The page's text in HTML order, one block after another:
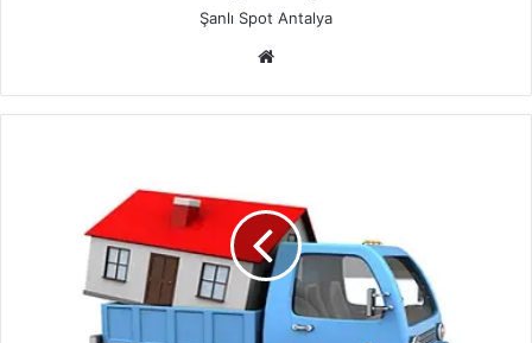
Şanlı Spot Antalya
NAKLİYAT